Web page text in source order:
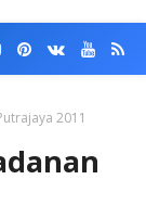
2011